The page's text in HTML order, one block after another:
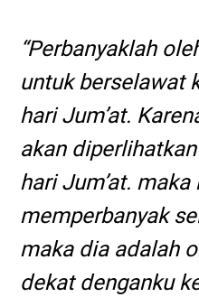
“Perbanyaklah
untuk berselawat
hari Jum’at.
akan
hari Jum’at.
memperbanyak
maka dia adalah
dekat denganku